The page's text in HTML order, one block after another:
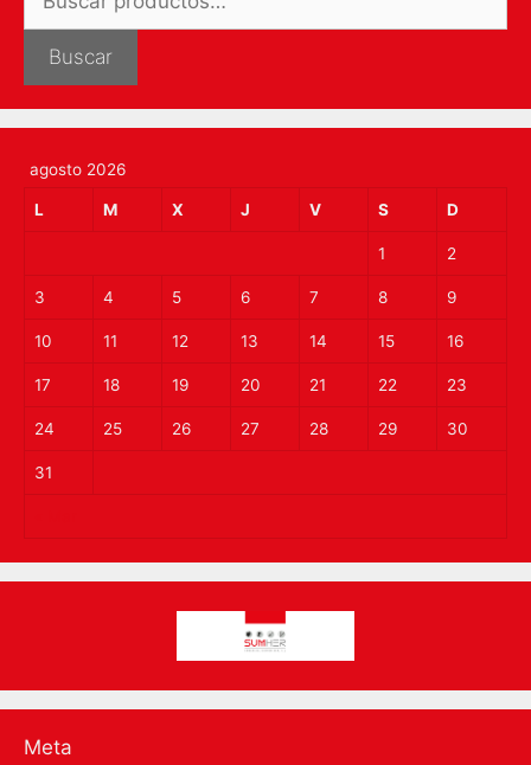
por:
Buscar
agosto 2026
L M X J V S D
1 2
3 4 5 6 7 8 9
10 11 12 13 14 15 16
17 18 19 20 21 22 23
24 25 26 27 28 29 30
31
Meta